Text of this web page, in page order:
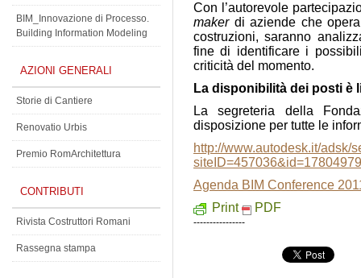
Con l’autorevole
makerdi aziende che
costruzioni, saranno
fine di identificare i
criticità del momento.
La disponibilità dei posti è
La segreteria della
disposizione per tutte le
http://www.autodesk.it/adsk/
siteID=457036&id=17804979
Agenda BIM Conference
Print
PDF
----------------
BIM_Innovazione di Processo.
Building Information Modeling
AZIONI GENERALI
Storie di Cantiere
Renovatio Urbis
Premio RomArchitettura
CONTRIBUTI
Rivista Costruttori Romani
Rassegna stampa